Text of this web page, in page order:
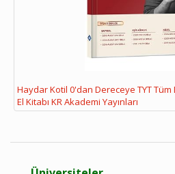
Haydar Kotil 0'dan Dereceye TYT Tüm
El Kitabı KR Akademi Yayınları